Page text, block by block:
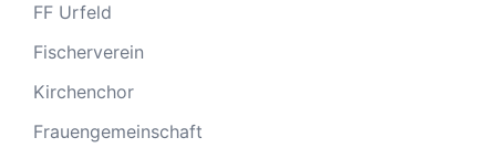
FF Urfeld
Fischerverein
Kirchenchor
Frauengemeinschaft